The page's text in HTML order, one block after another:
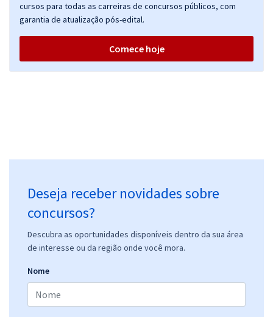
cursos para todas as carreiras de concursos públicos, com
garantia de atualização pós-edital.
Comece hoje
Deseja receber novidades sobre
concursos?
Descubra as oportunidades disponíveis dentro da sua área
de interesse ou da região onde você mora.
Nome